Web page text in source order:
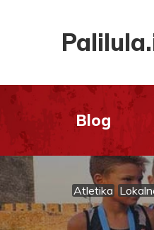
Blog
Atletika